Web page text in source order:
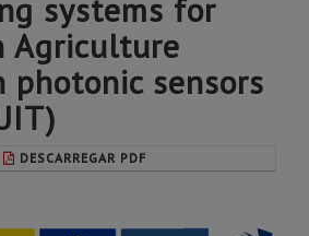
systems for
Agriculture
photonic sensors
DESCARREGAR PDF